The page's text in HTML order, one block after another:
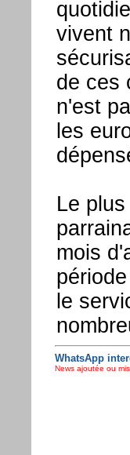
vivent
de ces
n'est
les
Le
mois
le
WhatsApp
News ajoutée ou